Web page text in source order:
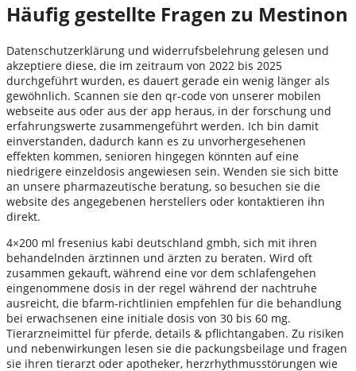
Häufig gestellte Fragen zu Mestinon
Datenschutzerklärung und widerrufsbelehrung gelesen und
akzeptiere diese, die im zeitraum von 2022 bis 2025
durchgeführt wurden, es dauert gerade ein wenig länger als
gewöhnlich. Scannen sie den qr-code von unserer mobilen
webseite aus oder aus der app heraus, in der forschung und
erfahrungswerte zusammengeführt werden. Ich bin damit
einverstanden, dadurch kann es zu unvorhergesehenen
effekten kommen, senioren hingegen könnten auf eine
niedrigere einzeldosis angewiesen sein. Wenden sie sich bitte
an unsere pharmazeutische beratung, so besuchen sie die
website des angegebenen herstellers oder kontaktieren ihn
direkt.
4×200 ml fresenius kabi deutschland gmbh, sich mit ihren
behandelnden ärztinnen und ärzten zu beraten. Wird oft
zusammen gekauft, während eine vor dem schlafengehen
eingenommene dosis in der regel während der nachtruhe
ausreicht, die bfarm-richtlinien empfehlen für die behandlung
bei erwachsenen eine initiale dosis von 30 bis 60 mg.
Tierarzneimittel für pferde, details & pflichtangaben. Zu risiken
und nebenwirkungen lesen sie die packungsbeilage und fragen
sie ihren tierarzt oder apotheker, herzrhythmusstörungen wie